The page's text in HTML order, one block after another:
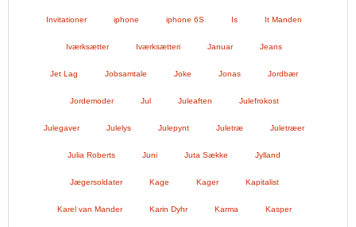
Invitationer iphone iphone 6S Is It Manden
Iværksætter Iværksætteri Januar Jeans
Jet Lag Jobsamtale Joke Jonas Jordbær
Jordemoder Jul Juleaften Julefrokost
Julegaver Julelys Julepynt Juletræ Juletræer
Julia Roberts Juni Juta Sække Jylland
Jægersoldater Kage Kager Kapitalist
Karel van Mander Karin Dyhr Karma Kasper